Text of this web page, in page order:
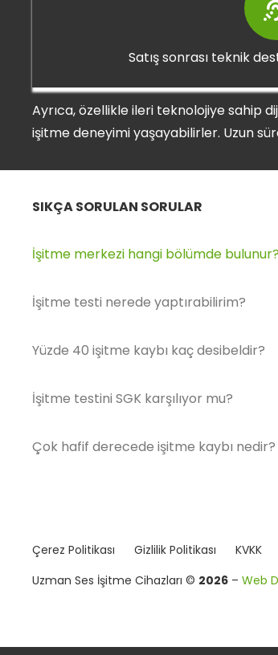
Satış sonrası teknik
Ayrıca, özellikle ileri teknolojiye sahip
işitme deneyimi yaşayabilirler. Uzun
SIKÇA SORULAN SORULAR
İşitme merkezi hangi bölümde
İşitme testi nerede yaptırabilirim?
Yüzde 40 işitme kaybı kaç desibeldir?
İşitme testini SGK karşılıyor mu?
Çok hafif derecede işitme kaybı nedir?
Çerez Politikası Gizlilik Politikası KVKK
Uzman Ses İşitme Cihazları © 2026 – Web